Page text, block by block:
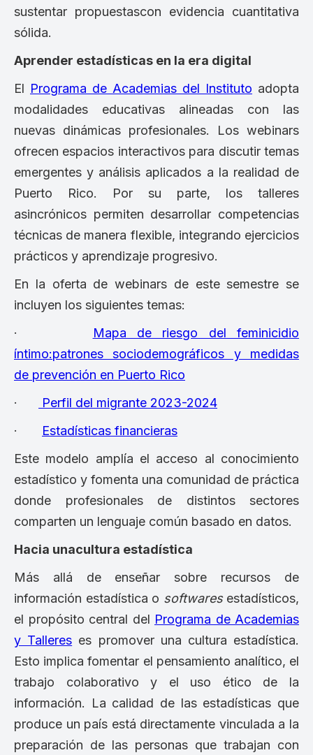
sustentar propuestascon evidencia cuantitativa
sólida.
Aprender estadísticas en la era digital
El Programa de Academias del Instituto adopta
modalidades educativas alineadas con las
nuevas dinámicas profesionales. Los webinars
ofrecen espacios interactivos para discutir temas
emergentes y análisis aplicados a la realidad de
Puerto Rico. Por su parte, los talleres
asincrónicos permiten desarrollar competencias
técnicas de manera flexible, integrando ejercicios
prácticos y aprendizaje progresivo.
En la oferta de webinars de este semestre se
incluyen los siguientes temas:
·
Mapa de riesgo del feminicidio
íntimo:patrones sociodemográficos y medidas
de prevención en Puerto Rico
·
Perfil del migrante 2023-2024
· Estadísticas financieras
Este modelo amplía el acceso al conocimiento
estadístico y fomenta una comunidad de práctica
donde profesionales de distintos sectores
comparten un lenguaje común basado en datos.
Hacia unacultura estadística
Más allá de enseñar sobre recursos de
información estadística o softwares estadísticos,
el propósito central del Programa de Academias
y Talleres es promover una cultura estadística.
Esto implica fomentar el pensamiento analítico, el
trabajo colaborativo y el uso ético de la
información. La calidad de las estadísticas que
produce un país está directamente vinculada a la
preparación de las personas que trabajan con